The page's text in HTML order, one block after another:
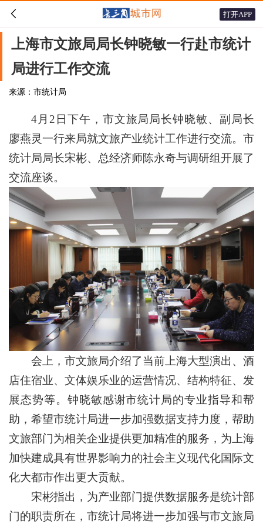
 打开APP
上海市文旅局局长钟晓敏一行赴市统计
局进行工作交流
来源：市统计局
4月2日下午，市文旅局局长钟晓敏、副局长
廖燕灵一行来局就文旅产业统计工作进行交流。市
统计局局长宋彬、总经济师陈永奇与调研组开展了
交流座谈。
会上，市文旅局介绍了当前上海大型演出、酒
店住宿业、文体娱乐业的运营情况、结构特征、发
展态势等。钟晓敏感谢市统计局的专业指导和帮
助，希望市统计局进一步加强数据支持力度，帮助
文旅部门为相关企业提供更加精准的服务，为上海
加快建成具有世界影响力的社会主义现代化国际文
化大都市作出更大贡献。
宋彬指出，为产业部门提供数据服务是统计部
门的职责所在，市统计局将进一步加强与市文旅局